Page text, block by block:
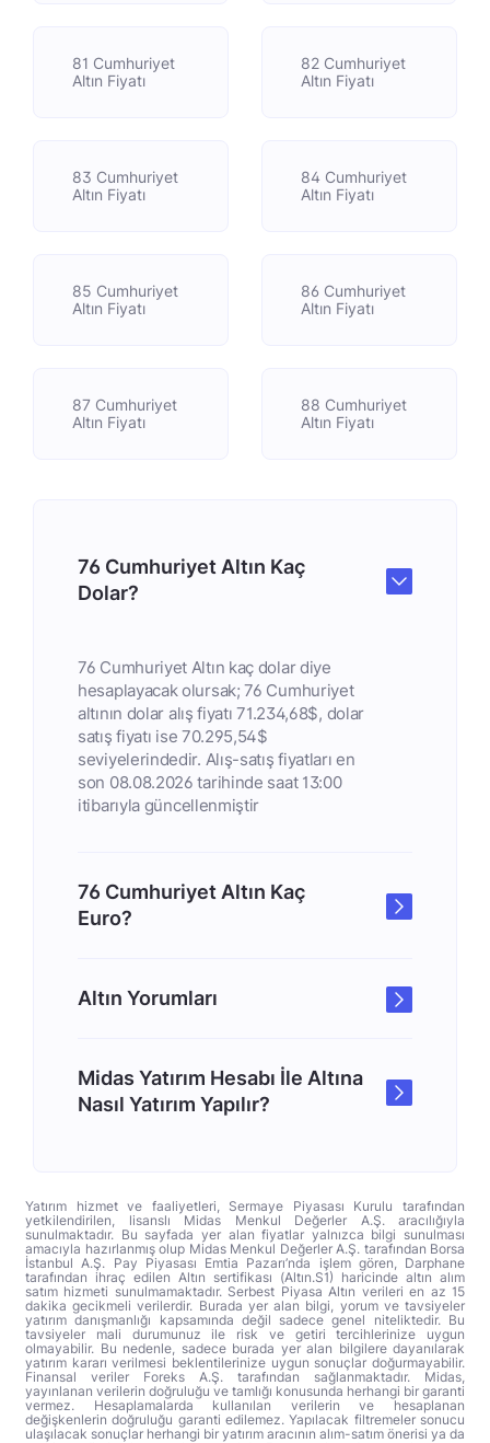
81 Cumhuriyet
Altın Fiyatı
82 Cumhuriyet
Altın Fiyatı
83 Cumhuriyet
Altın Fiyatı
84 Cumhuriyet
Altın Fiyatı
85 Cumhuriyet
Altın Fiyatı
86 Cumhuriyet
Altın Fiyatı
87 Cumhuriyet
Altın Fiyatı
88 Cumhuriyet
Altın Fiyatı
76 Cumhuriyet Altın Kaç
Dolar?
76 Cumhuriyet Altın kaç dolar diye
hesaplayacak olursak; 76 Cumhuriyet
altının dolar alış fiyatı 71.234,68$, dolar
satış fiyatı ise 70.295,54$
seviyelerindedir. Alış-satış fiyatları en
son 08.08.2026 tarihinde saat 13:00
itibarıyla güncellenmiştir
76 Cumhuriyet Altın Kaç
Euro?
Altın Yorumları
Midas Yatırım Hesabı İle Altına
Nasıl Yatırım Yapılır?
Yatırım hizmet ve faaliyetleri, Sermaye Piyasası Kurulu tarafından
yetkilendirilen, lisanslı Midas Menkul Değerler A.Ş. aracılığıyla
sunulmaktadır. Bu sayfada yer alan fiyatlar yalnızca bilgi sunulması
amacıyla hazırlanmış olup Midas Menkul Değerler A.Ş. tarafından Borsa
İstanbul A.Ş. Pay Piyasası Emtia Pazarı’nda işlem gören, Darphane
tarafından ihraç edilen Altın sertifikası (Altın.S1) haricinde altın alım
satım hizmeti sunulmamaktadır. Serbest Piyasa Altın verileri en az 15
dakika gecikmeli verilerdir. Burada yer alan bilgi, yorum ve tavsiyeler
yatırım danışmanlığı kapsamında değil sadece genel niteliktedir. Bu
tavsiyeler mali durumunuz ile risk ve getiri tercihlerinize uygun
olmayabilir. Bu nedenle, sadece burada yer alan bilgilere dayanılarak
yatırım kararı verilmesi beklentilerinize uygun sonuçlar doğurmayabilir.
Finansal veriler Foreks A.Ş. tarafından sağlanmaktadır. Midas,
yayınlanan verilerin doğruluğu ve tamlığı konusunda herhangi bir garanti
vermez. Hesaplamalarda kullanılan verilerin ve hesaplanan
değişkenlerin doğruluğu garanti edilemez. Yapılacak filtremeler sonucu
ulaşılacak sonuçlar herhangi bir yatırım aracının alım-satım önerisi ya da